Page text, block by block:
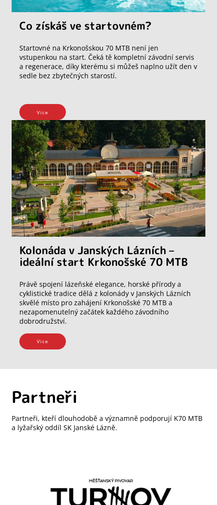
Co získáš ve startovném?
Startovné na Krkonošskou 70 MTB není jen
vstupenkou na start. Čeká tě kompletní závodní servis
a regenerace, díky kterému si můžeš naplno užít den v
sedle bez zbytečných starostí.
Vice
Kolonáda v Janských Lázních –
ideální start Krkonošské 70 MTB
Právě spojení lázeňské elegance, horské přírody a
cyklistické tradice dělá z kolonády v Janských Lázních
skvělé místo pro zahájení Krkonošské 70 MTB a
nezapomenutelný začátek každého závodního
dobrodružství.
Vice
Partneři
Partneři, kteří dlouhodobě a významně podporují K70 MTB
a lyžařský oddíl SK Janské Lázně.